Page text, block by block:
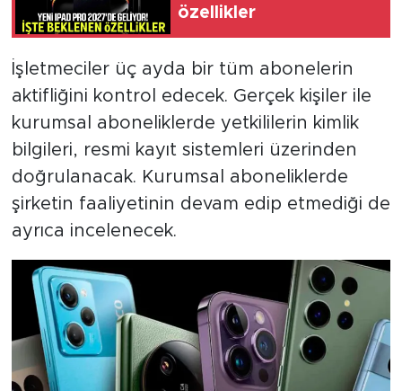
özellikler
İşletmeciler üç ayda bir tüm abonelerin
aktifliğini kontrol edecek. Gerçek kişiler ile
kurumsal aboneliklerde yetkililerin kimlik
bilgileri, resmi kayıt sistemleri üzerinden
doğrulanacak. Kurumsal aboneliklerde
şirketin faaliyetinin devam edip etmediği de
ayrıca incelenecek.